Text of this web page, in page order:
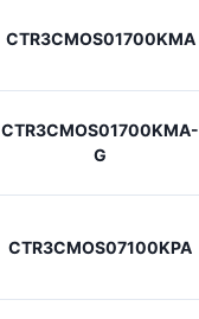
CTR3CMOS01700KMA
CTR3CMOS01700KMA-
G
CTR3CMOS07100KPA